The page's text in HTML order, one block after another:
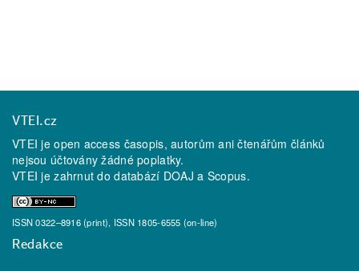
VTEI.cz
VTEI je open access časopis, autorům ani čtenářům článků
nejsou účtovány žádné poplatky.
VTEI je zahrnut do databází DOAJ a Scopus.
ISSN 0322–8916 (print), ISSN 1805-6555 (on-line)
Redakce